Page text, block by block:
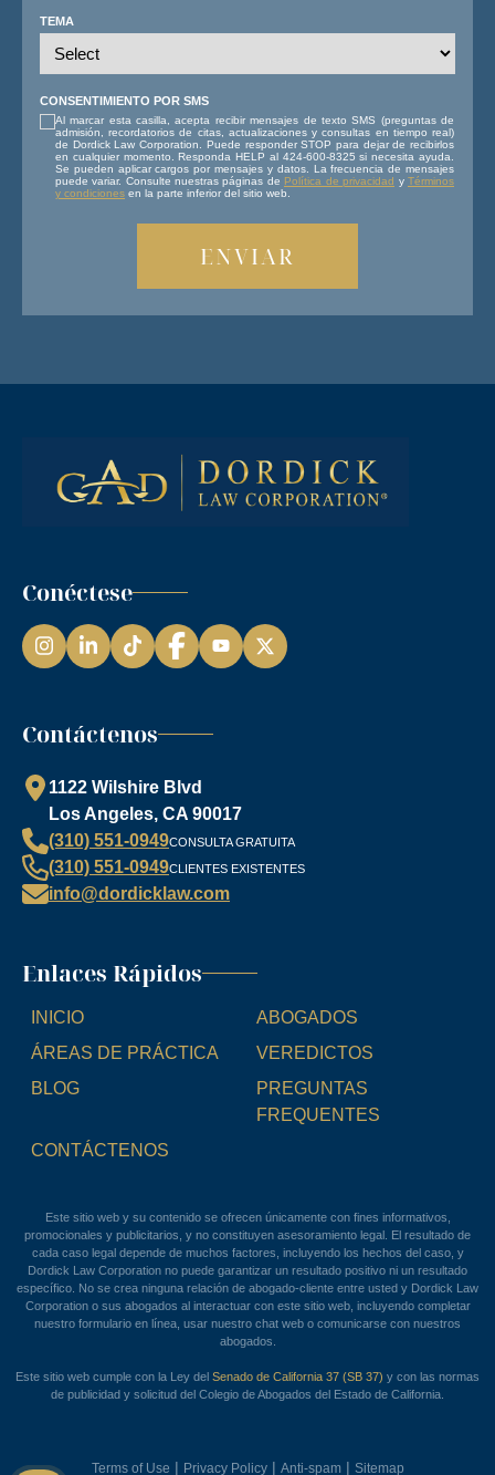
TEMA
CONSENTIMIENTO POR SMS
Al marcar esta casilla, acepta recibir mensajes de texto SMS (preguntas de
admisión, recordatorios de citas, actualizaciones y consultas en tiempo real)
de Dordick Law Corporation. Puede responder STOP para dejar de recibirlos
en cualquier momento. Responda HELP al 424-600-8325 si necesita ayuda.
Se pueden aplicar cargos por mensajes y datos. La frecuencia de mensajes
puede variar. Consulte nuestras páginas de Política de privacidad y Términos
y condiciones en la parte inferior del sitio web.
Conéctese
InstagramLinkedInTikTokFacebookYouTube
Contáctenos
1122 Wilshire Blvd
Los Angeles, CA 90017
(310) 551-0949CONSULTA GRATUITA
(310) 551-0949CLIENTES EXISTENTES
info@dordicklaw.com
Enlaces Rápidos
INICIO
ABOGADOS
ÁREAS DE PRÁCTICA
VEREDICTOS
BLOG
PREGUNTAS
FREQUENTES
CONTÁCTENOS
Este sitio web y su contenido se ofrecen únicamente con fines informativos,
promocionales y publicitarios, y no constituyen asesoramiento legal. El resultado de
cada caso legal depende de muchos factores, incluyendo los hechos del caso, y
Dordick Law Corporation no puede garantizar un resultado positivo ni un resultado
específico. No se crea ninguna relación de abogado-cliente entre usted y Dordick Law
Corporation o sus abogados al interactuar con este sitio web, incluyendo completar
nuestro formulario en línea, usar nuestro chat web o comunicarse con nuestros
abogados.
Este sitio web cumple con la Ley del Senado de California 37 (SB 37) y con las normas
de publicidad y solicitud del Colegio de Abogados del Estado de California.
Terms of Use | Privacy Policy| Anti-spam| Sitemap